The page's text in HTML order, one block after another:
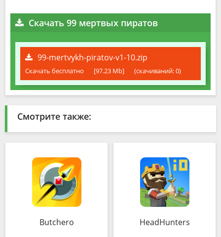
Скачать 99 мертвых пиратов
99-mertvykh-piratov-v1-10.zip
Скачать бесплатно [97.23 Mb] (cкачиваний: 0)
Смотрите также:
Butchero HeadHunters